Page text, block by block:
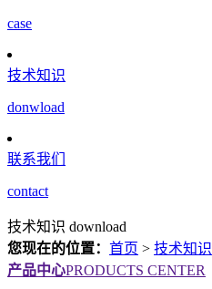
case
技术知识
donwload
联系我们
contact
技术知识 download
您现在的位置： 首页 > 技术知识
产品中心PRODUCTS CENTER